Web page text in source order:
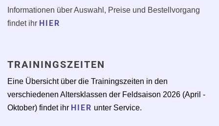
Informationen über Auswahl, Preise und Bestellvorgang
findet ihr HIER
TRAININGSZEITEN
Eine Übersicht über die Trainingszeiten in den
verschiedenen Altersklassen der Feldsaison 2026 (April -
Oktober) findet ihr HIER unter Service.